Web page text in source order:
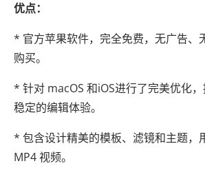
优点：
* 官方苹果软件，完全免费，无广告、
购买。
* 针对 macOS 和iOS进行了完美优化
稳定的编辑体验。
* 包含设计精美的模板、滤镜和主题，
MP4 视频。